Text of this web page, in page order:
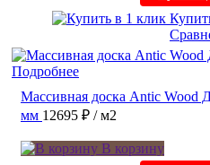
Подробнее
Массивная доска Antic Wood
мм 12695 ₽ / м2
В корзину